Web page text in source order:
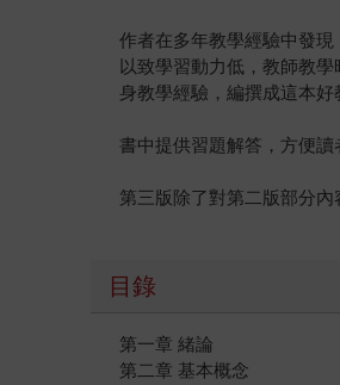
作者在多年教學經驗中發
以致學習動力低，教師教
身教學經驗，編撰成這本好
書中提供習題解答，方便讀
第三版除了對第二版部分
目錄
第一章 緒論
第二章 基本概念